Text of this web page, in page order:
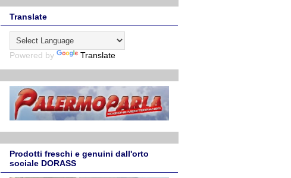
Translate
Powered by Translate
Prodotti freschi e genuini dall'orto
sociale DORASS